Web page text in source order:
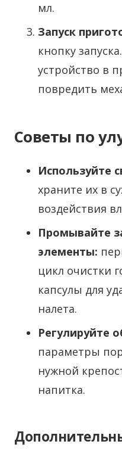
мл.
Запуск
кнопку
устройство в
повредить
Советы по
Используйте
храните их в
воздействия
Промывайте
элементы:
цикл очистки
капсулы для
налета.
Регулируйте
параметры
нужной
напитка.